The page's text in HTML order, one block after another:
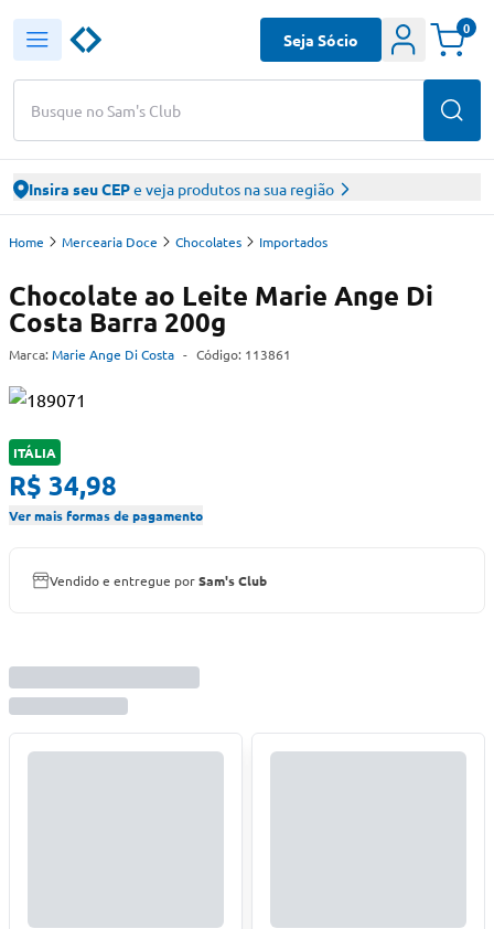
Busque no Sam's Club
Seja Sócio
0
Insira seu CEPe veja produtos na sua região
Home Mercearia Doce Chocolates Importados
Chocolate ao Leite Marie Ange Di
Costa Barra 200g
Marca: Marie Ange Di Costa - Código: 113861
ITÁLIA
R$ 34,98
Ver mais formas de pagamento
Vendido e entregue porSam's Club